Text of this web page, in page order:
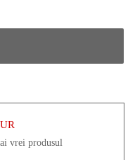
vrei produsul